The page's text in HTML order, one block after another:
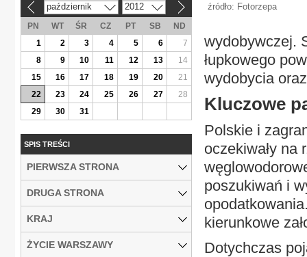
źródło: Fotorzepa
wydobywczej.
łupkowego
wydobycia
Kluczowe
Polskie i
oczekiwały na
poszukiwań i
kierunkowe
Dotychczas
październik 2012
PN WT ŚR CZ PT SB
ND
1
2 3 4 5 6
7
8
9 10 11 12 13
14
15
16 17 18 19 20
21
22
23 24 25 26 27
28
29
30 31
SPIS TREŚCI
PIERWSZA STRONA
DRUGA STRONA
KRAJ
ŻYCIE WARSZAWY